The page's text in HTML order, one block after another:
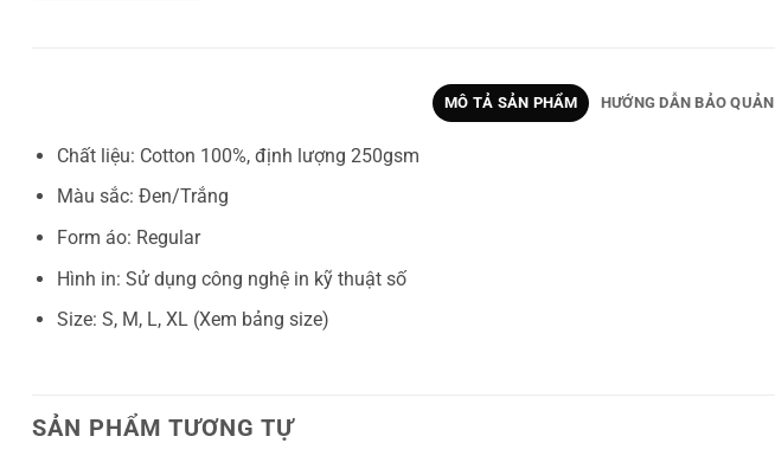
MÔ TẢ SẢN PHẨM HƯỚNG DẪN BẢO QUẢN
Chất liệu: Cotton 100%, định lượng 250gsm
Màu sắc: Đen/Trắng
Form áo: Regular
Hình in: Sử dụng công nghệ in kỹ thuật số
Size: S, M, L, XL (Xem bảng size)
SẢN PHẨM TƯƠNG TỰ